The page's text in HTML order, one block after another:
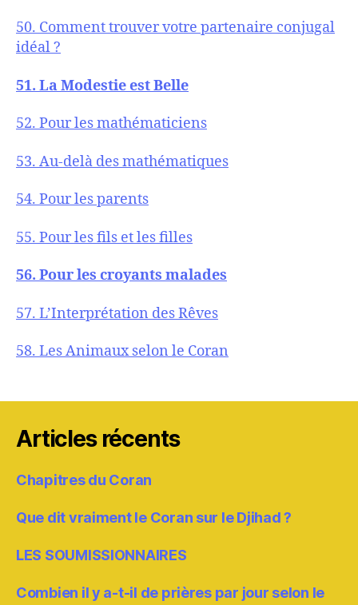
50. Comment trouver votre partenaire conjugal
idéal ?
51. La Modestie est Belle
52. Pour les mathématiciens
53. Au-delà des mathématiques
54. Pour les parents
55. Pour les fils et les filles
56. Pour les croyants malades
57. L’Interprétation des Rêves
58. Les Animaux selon le Coran
Articles récents
Chapitres du Coran
Que dit vraiment le Coran sur le Djihad ?
LES SOUMISSIONNAIRES
Combien il y a-t-il de prières par jour selon le